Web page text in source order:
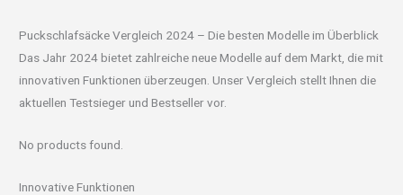
Puckschlafsäcke Vergleich 2024 – Die besten Modelle im Überblick
Das Jahr 2024 bietet zahlreiche neue Modelle auf dem Markt, die mit
innovativen Funktionen überzeugen. Unser Vergleich stellt Ihnen die
aktuellen Testsieger und Bestseller vor.
No products found.
Innovative Funktionen